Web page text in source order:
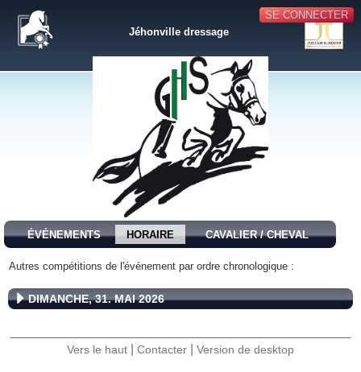
SE CONNECTER
Jéhonville dressage
ÉVÉNEMENTS HORAIRE CAVALIER / CHEVAL
Autres compétitions de l'événement par ordre chronologique :
DIMANCHE, 31. MAI 2026
Vers le haut Contacter Version de desktop